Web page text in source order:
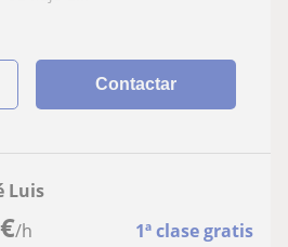
Contactar
€/h 1ª clase gratis
Luis